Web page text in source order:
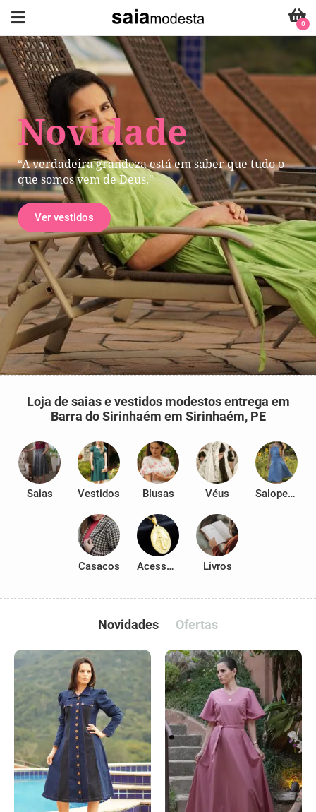
Novidade
“A verdadeira grandeza está em saber que tudo o
que somos vem de Deus."
Ver vestidos
0
Loja de saias e vestidos modestos entrega em
Barra do Sirinhaém em Sirinhaém, PE
Saias Vestidos Blusas Véus Salopetes
Casacos Acessórios Livros
Novidades Ofertas